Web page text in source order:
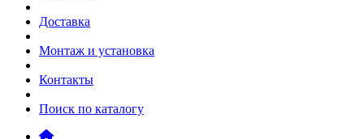
Доставка
Монтаж и установка
Контакты
Поиск по каталогу